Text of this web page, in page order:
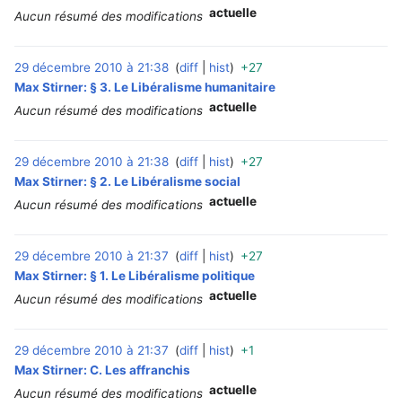
Aucun résumé des modifications actuelle
29 décembre 2010 à 21:38 diff hist +27
Max Stirner: § 3. Le Libéralisme humanitaire
Aucun résumé des modifications actuelle
29 décembre 2010 à 21:38 diff hist +27
Max Stirner: § 2. Le Libéralisme social
Aucun résumé des modifications actuelle
29 décembre 2010 à 21:37 diff hist +27
Max Stirner: § 1. Le Libéralisme politique
Aucun résumé des modifications actuelle
29 décembre 2010 à 21:37 diff hist +1
Max Stirner: C. Les affranchis
Aucun résumé des modifications actuelle